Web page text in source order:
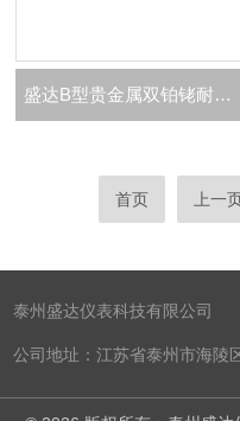
盛达B型贵金属双铂铑耐高温装配式电热偶
首页 上一
泰州盛达仪表科技有限公司
公司地址：江苏省泰州市海